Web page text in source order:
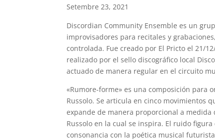
Setembre 23, 2021
Discordian Community Ensemble es un
improvisadores para recitales y
controlada. Fue creado por El Pricto el 21/
realizado por el sello discográfico local
actuado de manera regular en el circuito
«Rumore-forme» es una composición para
Russolo. Se articula en cinco movimientos
expande de manera proporcional a
Russolo en la cual se inspira. El ruido
consonancia con la poética musical